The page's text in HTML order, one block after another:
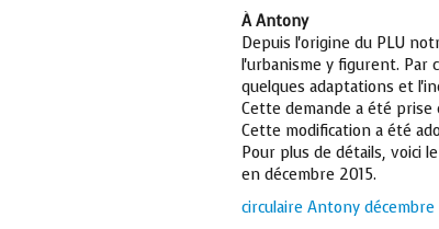
À Antony
Depuis l'origine du PLU
l'urbanisme y figurent. Par
quelques adaptations et
Cette demande a été prise
Cette modification a été
Pour plus de détails, voici
en décembre 2015.
circulaire Antony décembre